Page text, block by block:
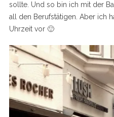
sollte. Und so bin ich mit der
all den Berufstätigen. Aber ich
Uhrzeit vor 🙂